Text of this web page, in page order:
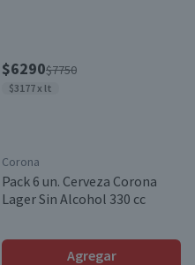
$6290$7750
$3177 x lt
Corona
Pack 6 un. Cerveza Corona
Lager Sin Alcohol 330 cc
Agregar